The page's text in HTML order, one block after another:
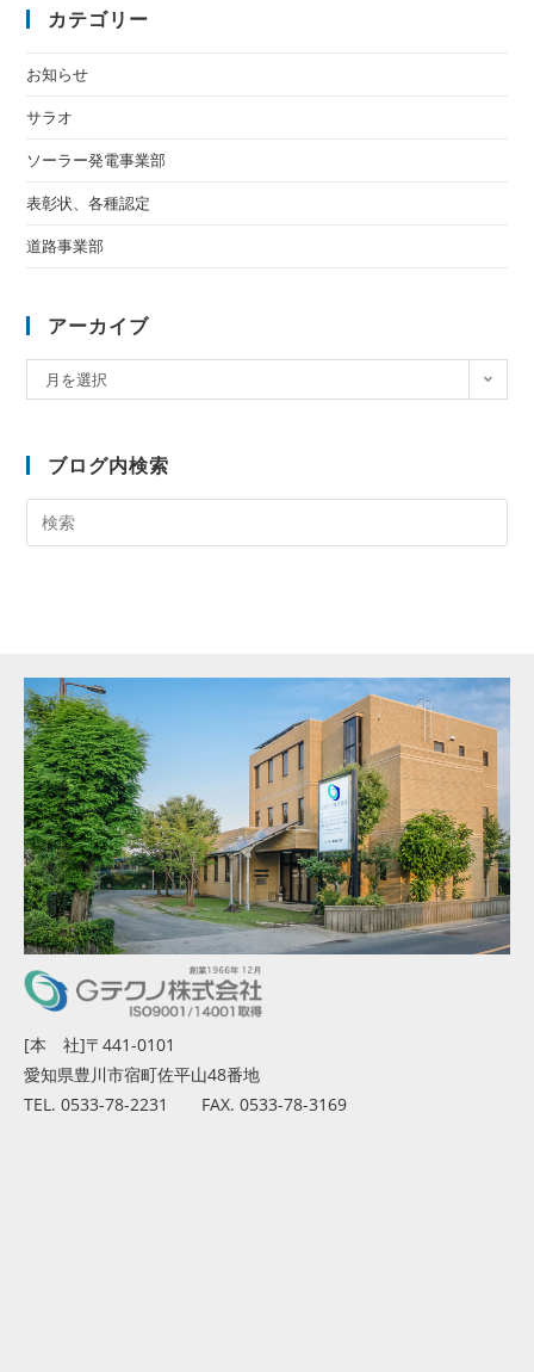
カテゴリー
お知らせ
サラオ
ソーラー発電事業部
表彰状、各種認定
道路事業部
アーカイブ
月を選択
ブログ内検索
[本 社]〒441-0101
愛知県豊川市宿町佐平山48番地
TEL. 0533-78-2231 FAX. 0533-78-3169